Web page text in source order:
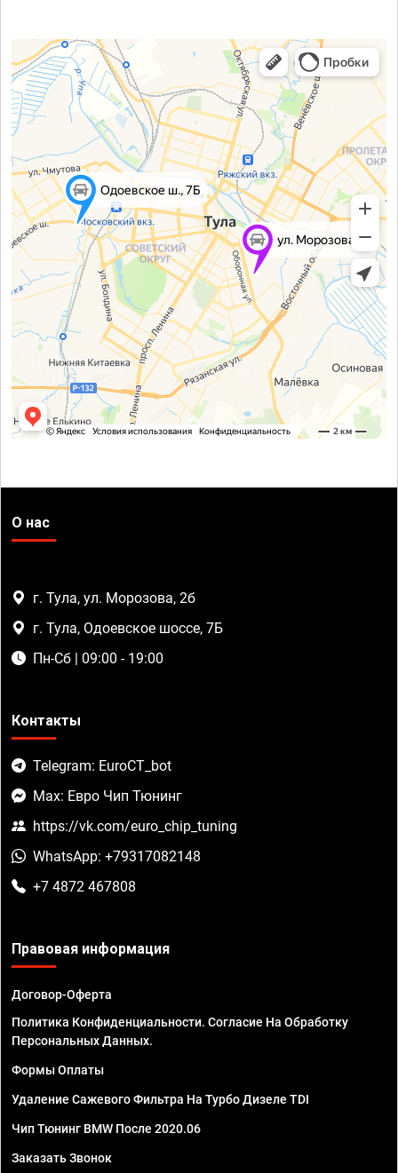
О нас
г. Тула, ул. Морозова, 2б
г. Тула, Одоевское шоссе, 7Б
Пн-Сб | 09:00 - 19:00
Контакты
Telegram: EuroCT_bot
Max: Евро Чип Тюнинг
https://vk.com/euro_chip_tuning
WhatsApp: +79317082148
+7 4872 467808
Правовая информация
Договор-Оферта
Политика Конфиденциальности. Согласие На Обработку
Персональных Данных.
Формы Оплаты
Удаление Сажевого Фильтра На Турбо Дизеле TDI
Чип Тюнинг BMW После 2020.06
Заказать Звонок